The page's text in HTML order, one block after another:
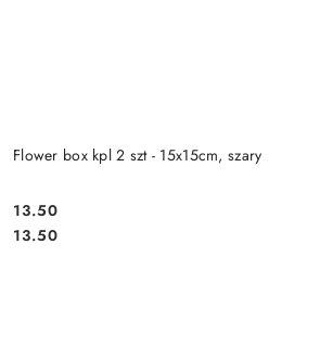
Flower box kpl 2 szt - 15x15cm, szary
Cena:
13.50
Cena:
13.50